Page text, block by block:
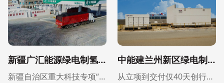
新疆广汇能源绿电制氢及氢能一体化示范项目
新疆自治区重大科技专项“区域综合能源系统的绿能协同技术及应用研究”项目
中能建兰州新区绿电制氢氨项目（一期）
从立项到交付仅40天创行业标杆周期